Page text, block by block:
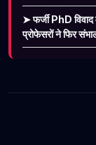
➤ फर्जी PhD विवाद
प्रोफेसरों ने फिर